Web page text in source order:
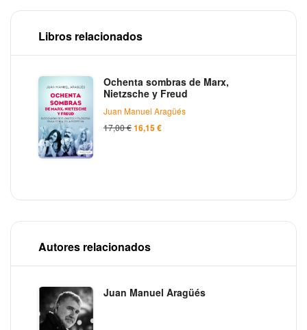
cultura de las
Libros relacionados
Ochenta sombras de Marx,
Nietzsche y Freud
Juan Manuel Aragüés
17,00€16,15€
Autores relacionados
Juan Manuel Aragüés